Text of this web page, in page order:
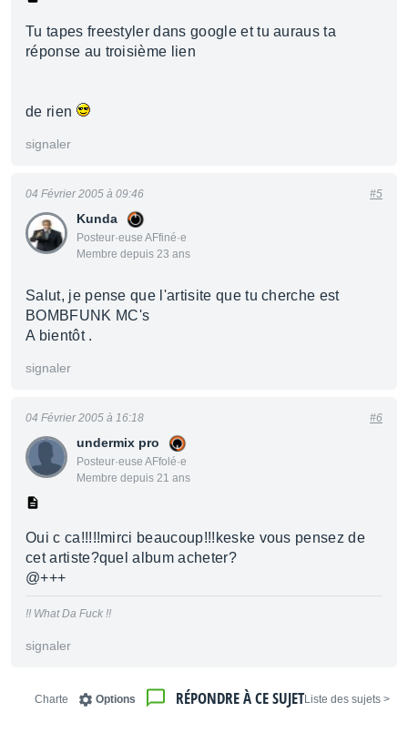
Tu tapes freestyler dans google et tu auraus ta
réponse au troisième lien
de rien
signaler
Kunda
Posteur·euse AFfiné·e
Membre depuis 23 ans
04 Février 2005 à 09:46 #5
Salut, je pense que l'artisite que tu cherche est
BOMBFUNK MC's
A bientôt .
signaler
undermix pro
Posteur·euse AFfolé·e
Membre depuis 21 ans
04 Février 2005 à 16:18 #6
Oui c ca!!!!!mirci beaucoup!!!keske vous pensez de
cet artiste?quel album acheter?
@+++
!! What Da Fuck !!
signaler
< Liste des sujets
RÉPONDRE À CE SUJET
Options
Charte